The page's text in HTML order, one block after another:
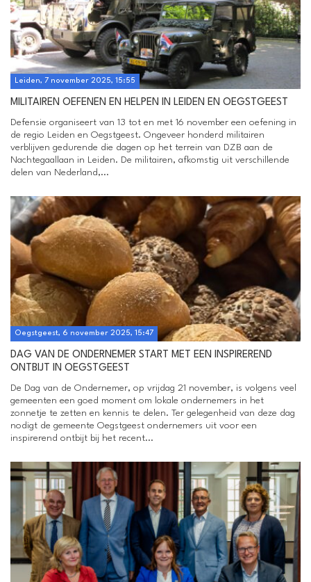
Leiden, 7 november 2025, 15:55
MILITAIREN OEFENEN EN HELPEN IN LEIDEN EN OEGSTGEEST
Defensie organiseert van 13 tot en met 16 november een oefening in
de regio Leiden en Oegstgeest. Ongeveer honderd militairen
verblijven gedurende die dagen op het terrein van DZB aan de
Nachtegaallaan in Leiden. De militairen, afkomstig uit verschillende
delen van Nederland,...
Oegstgeest, 6 november 2025, 15:47
DAG VAN DE ONDERNEMER START MET EEN INSPIREREND
ONTBIJT IN OEGSTGEEST
De Dag van de Ondernemer, op vrijdag 21 november, is volgens veel
gemeenten een goed moment om lokale ondernemers in het
zonnetje te zetten en kennis te delen. Ter gelegenheid van deze dag
nodigt de gemeente Oegstgeest ondernemers uit voor een
inspirerend ontbijt bij het recent...